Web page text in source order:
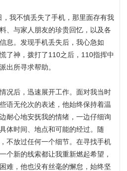
，我不慎丢失了手机，那里面存有我
、与家人朋友的珍贵回忆，以及各
息。发现手机丢失后，我心急如
了神，拨打了110之后，110指挥中
出所寻求帮助。
况后，迅速展开工作。面对我当时
语无伦次的表述，他始终保持着温
耐心地安抚我的情绪，一边仔细询
体时间、地点和可能的经过。随
不放过任何一个细节。在寻找手机
个新的线索都让我重新燃起希望，
难，他也没有丝毫的懈怠，始终坚